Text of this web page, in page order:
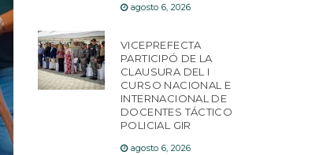
agosto 6, 2026
VICEPREFECTA
PARTICIPÓ DE LA
CLAUSURA DEL I
CURSO NACIONAL E
INTERNACIONAL DE
DOCENTES TÁCTICO
POLICIAL GIR
agosto 6, 2026